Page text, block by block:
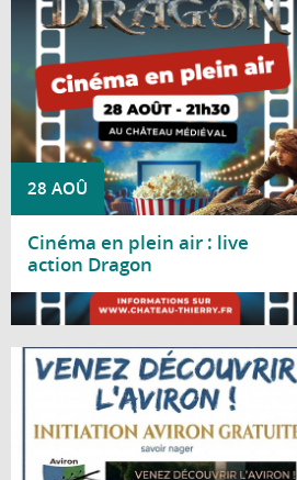
28 AOÛ
Cinéma en plein air : live
action Dragon
à 21h30, au château médiéval
Lire la suite
Le Club d'aviron de Château-Thierry vous
propose une journée d'initiation gratuite le
samedi 29 août 2026, de 10h à 18h, au
gymnase nautique, situé bords de Marne,
avenue d'Essômes à Château-Thierry.